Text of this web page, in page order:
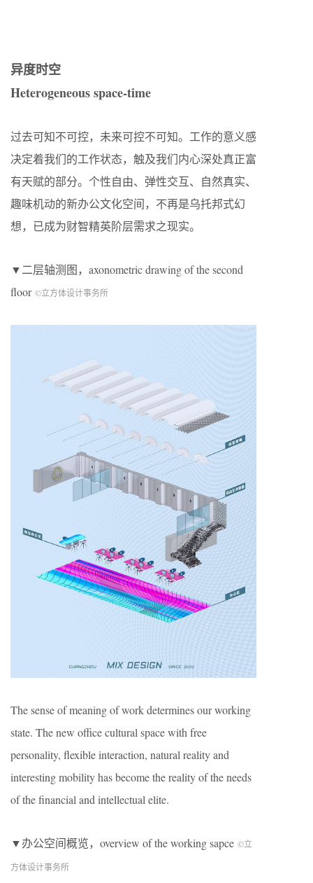
异度时空
Heterogeneous space-time
过去可知不可控，未来可控不可知。工作的意义感
决定着我们的工作状态，触及我们内心深处真正富
有天赋的部分。个性自由、弹性交互、自然真实、
趣味机动的新办公文化空间，不再是乌托邦式幻
想，已成为财智精英阶层需求之现实。
▼二层轴测图，axonometric drawing of the second
floor ©立方体设计事务所
The sense of meaning of work determines our working
state. The new office cultural space with free
personality, flexible interaction, natural reality and
interesting mobility has become the reality of the needs
of the financial and intellectual elite.
▼办公空间概览，overview of the working sapce ©立
方体设计事务所